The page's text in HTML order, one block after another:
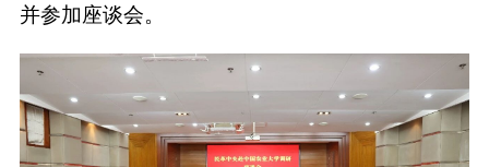
并参加座谈会。